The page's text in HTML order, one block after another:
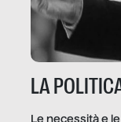
LA
Le necessità e